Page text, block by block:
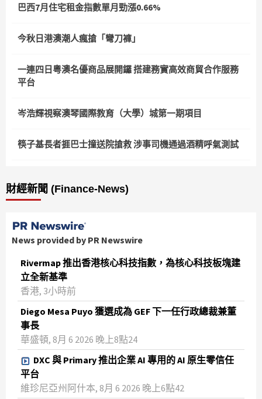
巴西7月住宅租金指數單月勁漲0.66%
今秋日港澳潮人瘋搶「彎刀褲」
一連四日粵澳名優商品展開鑼 搭建務實高效商貿合作服務
平台
岑浩輝視察澳琴國際教育（大學）城第一期項目
筷子基長者捱巴士撞送院搶救 涉事司機通過酒精呼氣測試
財經新聞 (Finance-News)
News provided by PR Newswire
Rivermap 推出香港核心科技指數，為核心科技板塊建
立全新基準
香港, 3小時前
Diego Mesa Puyo 獲選成為 GEF 下一任行政總裁兼董
事長
華盛頓, 8月 6 2026 晚上8點24
DXC 與 Primary 推出企業 AI 專用的 AI 原生零信任
平台
維珍尼亞州阿什本, 8月 6 2026 晚上6點42